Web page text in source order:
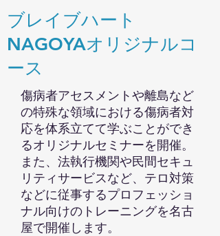
ブレイブハート
NAGOYAオリジナルコ
ース
傷病者アセスメントや離島など
の特殊な領域における傷病者対
応を体系立てて学ぶことができ
るオリジナルセミナーを開催。
また、法執行機関や民間セキュ
リティサービスなど、テロ対策
などに従事するプロフェッショ
ナル向けのトレーニングを名古
屋で開催します。